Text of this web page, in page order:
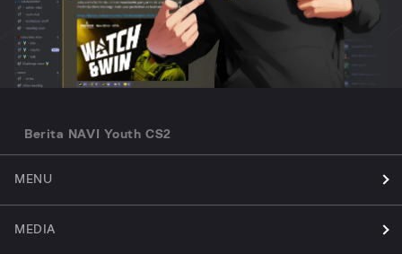
Berita NAVI Youth CS2
MENU
MEDIA